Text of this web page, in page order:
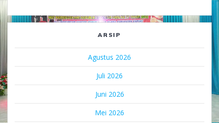
ARSIP
Agustus 2026
Juli 2026
Juni 2026
Mei 2026